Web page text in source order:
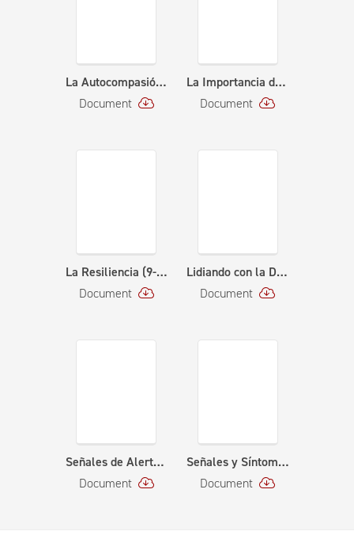
La Autocompasión (2-10-21)
Document
La Importancia de la Comunicación Asertiva (11-06-20)
Document
La Resiliencia (9-23-20)
Document
Lidiando con la Desilusión (12-03-20)
Document
Señales de Alerta de Ideas de Suicidio (9-16-20)
Document
Señales y Síntomas de Ansiedad y Depresión (8-18-20)
Document